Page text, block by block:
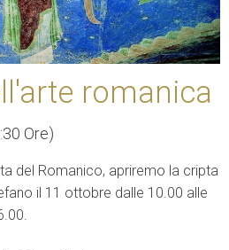
romanica
Ore)
del Romanico, apriremo la cripta
il 11 ottobre dalle 10.00 alle